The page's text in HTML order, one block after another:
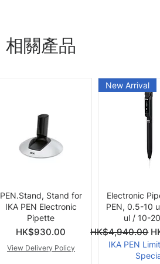
相關產品
快速瀏覽
PEN.Stand, Stand for
IKA PEN Electronic
Pipette
價格
HK$930.00
View Delivery Policy
快速瀏
New Arrival
Electronic
PEN, 0.5-10
ul / 10-
一般價格
HK$4,940.00
IKA PEN